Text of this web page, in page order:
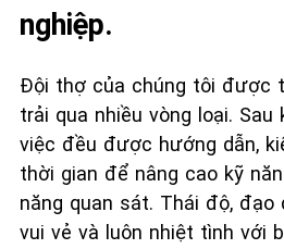
nghiệp.
Đội thợ của chúng tôi được
trải qua nhiều vòng loại.
việc đều được hướng dẫn,
thời gian để nâng cao kỹ
năng quan sát. Thái độ,
vui vẻ và luôn nhiệt tình với